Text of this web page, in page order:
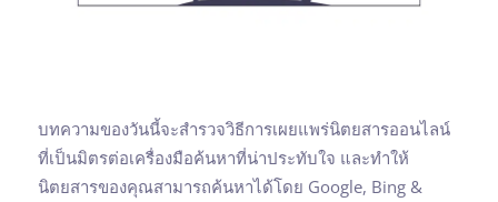
บทความของวันนี้จะสำรวจวิธีการเผยแพร่นิตยสารออนไลน์
ที่เป็นมิตรต่อเครื่องมือค้นหาที่น่าประทับใจ และทำให้
นิตยสารของคุณสามารถค้นหาได้โดย Google, Bing &